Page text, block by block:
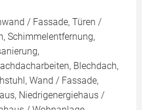
/ Fassade, Türen /
Schimmelentfernung,
Blechdach,
Wand / Fassade,
Niedrigenergiehaus /